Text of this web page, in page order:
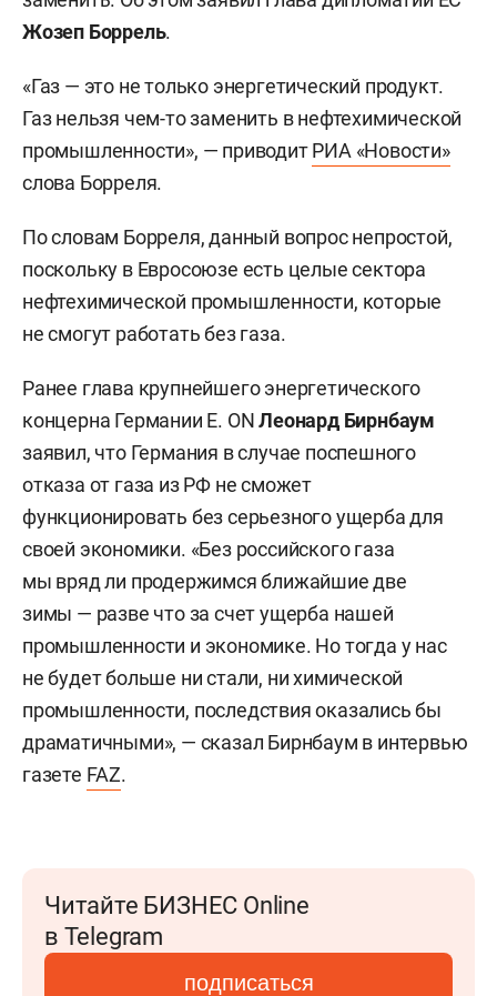
Жозеп Боррель.
«Газ — это не только энергетический продукт.
Газ нельзя чем-то заменить в нефтехимической
промышленности», — приводитРИА «Новости»
слова Борреля.
По словам Борреля, данный вопрос непростой,
поскольку в Евросоюзе есть целые сектора
нефтехимической промышленности, которые
не смогут работать без газа.
Ранее глава крупнейшего энергетического
концерна Германии E. ONЛеонард Бирнбаум
заявил, что Германия в случае поспешного
отказа от газа из РФ не сможет
функционировать без серьезного ущерба для
своей экономики. «Без российского газа
мы вряд ли продержимся ближайшие две
зимы — разве что за счет ущерба нашей
промышленности и экономике. Но тогда у нас
не будет больше ни стали, ни химической
промышленности, последствия оказались бы
драматичными», — сказал Бирнбаум в интервью
газете FAZ.
Читайте БИЗНЕС Online
в Telegram
подписаться